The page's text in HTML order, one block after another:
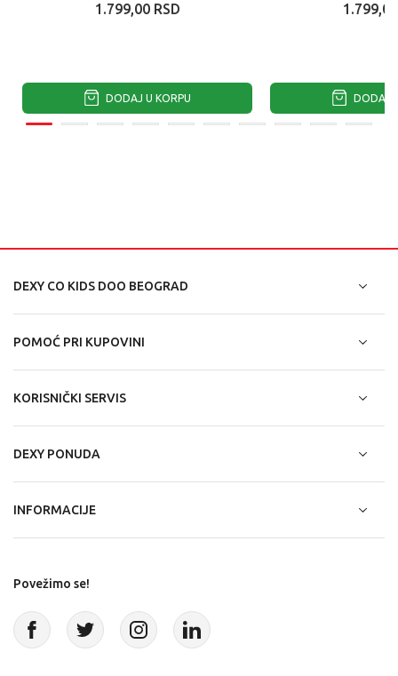
1.799,00 RSD
DODAJ U KORPU
1.799,00
DODAJ
DEXY CO KIDS DOO BEOGRAD
POMOĆ PRI KUPOVINI
KORISNIČKI SERVIS
DEXY PONUDA
INFORMACIJE
Povežimo se!